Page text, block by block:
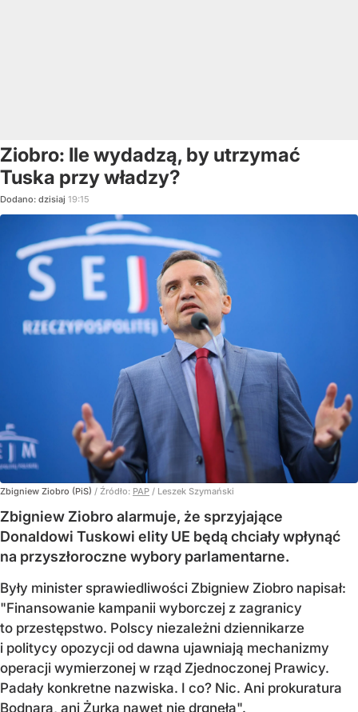
Ziobro: Ile wydadzą, by utrzymać
Tuska przy władzy?
Dodano: dzisiaj 19:15
Zbigniew Ziobro (PiS) / Źródło: PAP / Leszek Szymański
Zbigniew Ziobro alarmuje, że sprzyjające
Donaldowi Tuskowi elity UE będą chciały wpłynąć
na przyszłoroczne wybory parlamentarne.
Były minister sprawiedliwości Zbigniew Ziobro napisał:
"Finansowanie kampanii wyborczej z zagranicy
to przestępstwo. Polscy niezależni dziennikarze
i politycy opozycji od dawna ujawniają mechanizmy
operacji wymierzonej w rząd Zjednoczonej Prawicy.
Padały konkretne nazwiska. I co? Nic. Ani prokuratura
Bodnara, ani Żurka nawet nie drgnęła".